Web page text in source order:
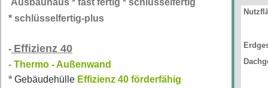
* schlüsselfertig-plus
- Effizienz 40
- Thermo - Außenwand
* Gebäudehülle Effizienz 40 förderfähig